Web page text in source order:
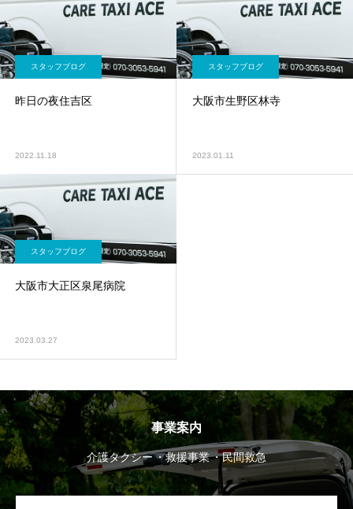
スタッフブログ
昨日の夜住吉区
2022.11.18
スタッフブログ
大阪市生野区林寺
2023.01.11
スタッフブログ
大阪市大正区泉尾病院
2023.03.27
事業案内
介護タクシー 救援事業 民間救急